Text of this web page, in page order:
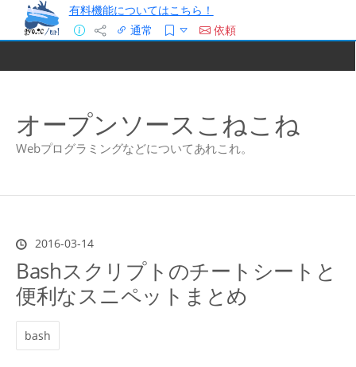
有料機能についてはこちら！
通常
依頼